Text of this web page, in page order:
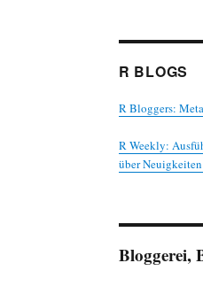
R BLOGS
R Bloggers:
R Weekly:
über
Bloggerei,